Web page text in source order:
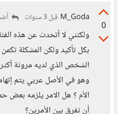
0
M_Goda قبل 3 سنوات
ولكنني لا أتحدث عن هذه
بكل تأكيد ولكن المشكلة
الشخص الذي لديه مرونة أكثر
وهو في الأصل عربي يتم
الأم ؟ هل الامر يلزمه بعض
أن نفرق بين الأمرين؟